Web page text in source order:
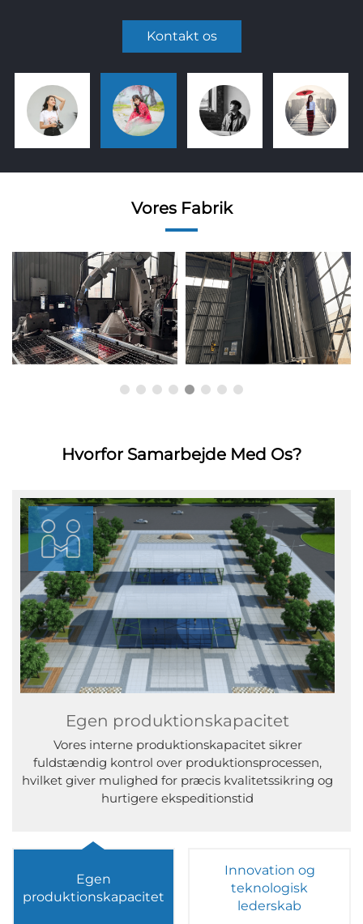
Kontakt os
Vores Fabrik
Hvorfor Samarbejde Med Os?
Egen produktionskapacitet
Vores interne produktionskapacitet sikrer
fuldstændig kontrol over produktionsprocessen,
hvilket giver mulighed for præcis kvalitetssikring og
hurtigere ekspeditionstid
Egen
produktionskapacitet
Innovation og
teknologisk
lederskab